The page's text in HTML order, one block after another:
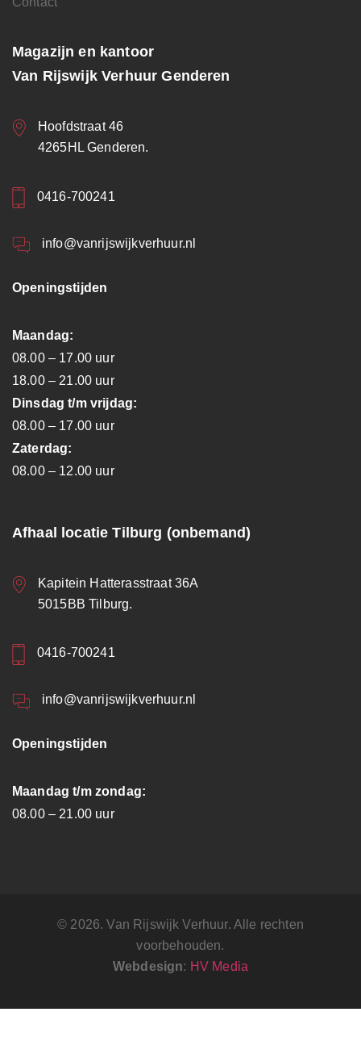
Magazijn en kantoor
Van Rijswijk Verhuur Genderen
Hoofdstraat 46
4265HL Genderen.
0416-700241
info@vanrijswijkverhuur.nl
Openingstijden
Maandag:
08.00 – 17.00 uur
18.00 – 21.00 uur
Dinsdag t/m vrijdag:
08.00 – 17.00 uur
Zaterdag:
08.00 – 12.00 uur
Afhaal locatie Tilburg (onbemand)
Kapitein Hatterasstraat 36A
5015BB Tilburg.
0416-700241
info@vanrijswijkverhuur.nl
Openingstijden
Maandag t/m zondag:
08.00 – 21.00 uur
© 2026. Van Rijswijk Verhuur. Alle rechten
voorbehouden.
Webdesign: HV Media